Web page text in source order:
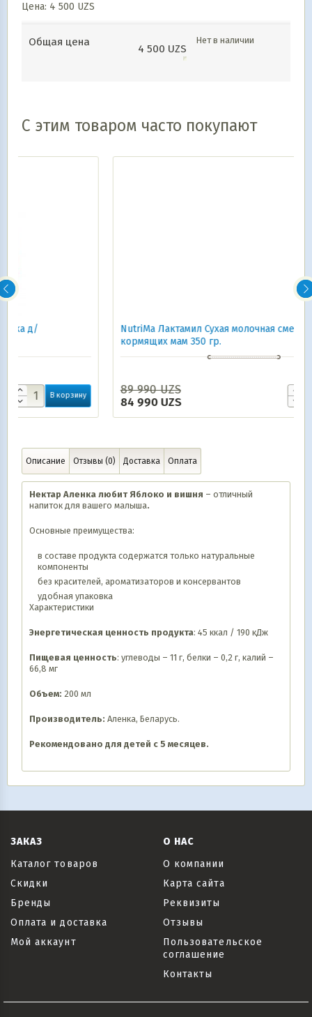
Цена: 4 500 UZS
Общая цена
4 500 UZS
Нет в наличии
С этим товаром часто покупают
NutriМа Лактамил Сухая молочная смесь для
кормящих мам 350 гр.
89 990UZS
84 990UZS
Описание Отзывы (0) Доставка Оплата
Нектар Аленка любит Яблоко и вишня – отличный
напиток для вашего малыша.
Основные преимущества:
в составе продукта содержатся только натуральные
компоненты
без красителей, ароматизаторов и консервантов
удобная упаковка
Характеристики
Энергетическая ценность продукта: 45 ккал / 190 кДж
Пищевая ценность: углеводы – 11 г, белки – 0,2 г, калий –
66,8 мг
Объем: 200 мл
Производитель: Аленка, Беларусь.
Рекомендовано для детей с 5 месяцев.
ЗАКАЗ
Каталог товаров
Скидки
Бренды
Оплата и доставка
Мой аккаунт
О НАС
О компании
Карта сайта
Реквизиты
Отзывы
Пользовательское
соглашение
Контакты